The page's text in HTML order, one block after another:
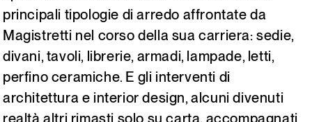
principali tipologie di arredo affrontate da
Magistretti nel corso della sua carriera: sedie,
divani, tavoli, librerie, armadi, lampade, letti,
perfino ceramiche. E gli interventi di
architettura e interior design, alcuni divenuti
realtà altri rimasti solo su carta, accompagnati